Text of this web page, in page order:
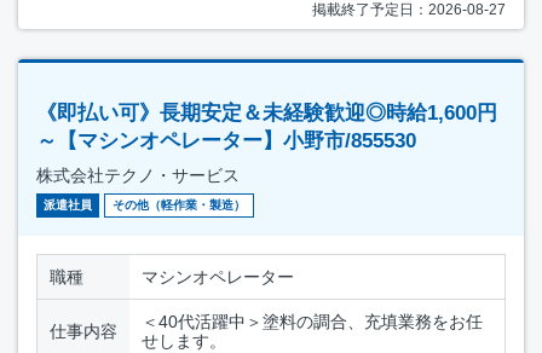
掲載終了予定日：2026-08-27
《即払い可》長期安定＆未経験歓迎◎時給1,600円
～【マシンオペレーター】小野市/855530
株式会社テクノ・サービス
派遣社員 その他（軽作業・製造）
職種 マシンオペレーター
仕事内容
＜40代活躍中＞塗料の調合、充填業務をお任
せします。